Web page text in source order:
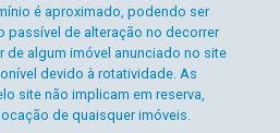
é aproximado, podendo ser
passível de alteração no decorrer
de algum imóvel anunciado no site
devido à rotatividade. As
site não implicam em reserva,
de quaisquer imóveis.